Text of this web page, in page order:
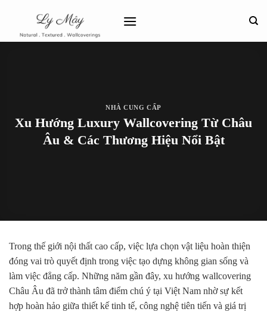
NHÀ CUNG CẤP
Xu Hướng Luxury Wallcovering Từ Châu
Âu & Các Thương Hiệu Nổi Bật
Trong thế giới nội thất cao cấp, việc lựa chọn vật liệu hoàn thiện
đóng vai trò quyết định trong việc tạo dựng không gian sống và
làm việc đẳng cấp. Những năm gần đây, xu hướng wallcovering
Châu Âu đã trở thành tâm điểm chú ý tại Việt Nam nhờ sự kết
hợp hoàn hảo giữa thiết kế tinh tế, công nghệ tiên tiến và giá trị